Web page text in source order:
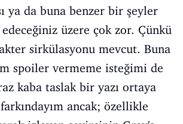
ya da buna benzer bir şeyler
üzere çok zor. Çünkü
sirkülasyonu mevcut. Buna
spoiler vermeme isteğimi de
kaba taslak bir yazı ortaya
ancak; özellikle